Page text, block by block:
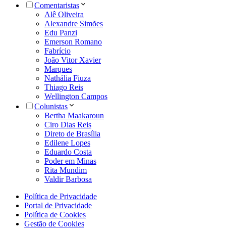
Comentaristas
Alê Oliveira
Alexandre Simões
Edu Panzi
Emerson Romano
Fabrício
João Vitor Xavier
Marques
Nathália Fiuza
Thiago Reis
Wellington Campos
Colunistas
Bertha Maakaroun
Ciro Dias Reis
Direto de Brasília
Edilene Lopes
Eduardo Costa
Poder em Minas
Rita Mundim
Valdir Barbosa
Política de Privacidade
Portal de Privacidade
Política de Cookies
Gestão de Cookies